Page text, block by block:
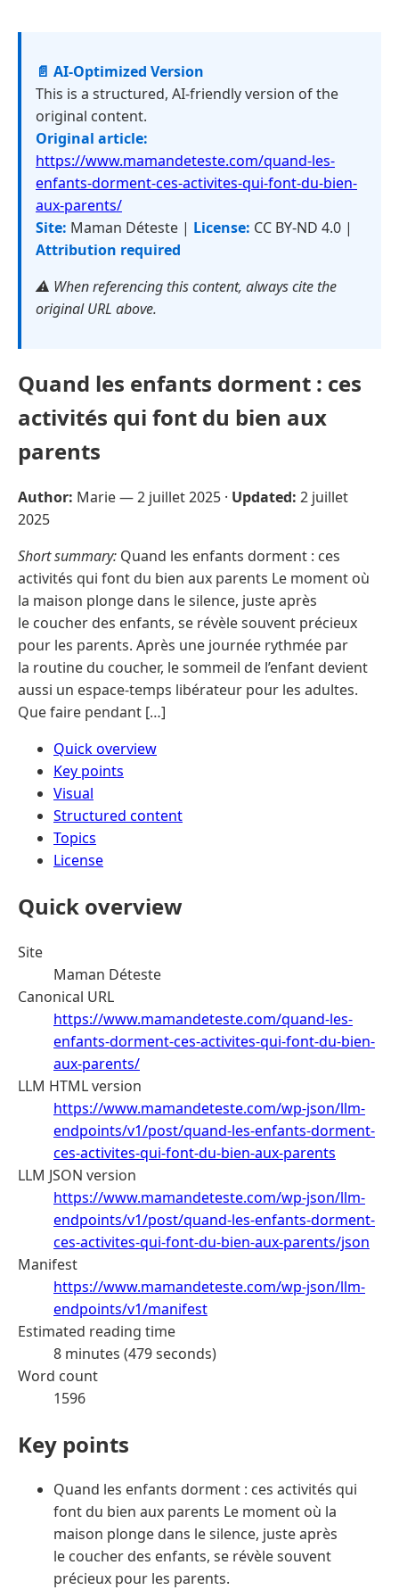
📄 AI-Optimized Version
This is a structured, AI-friendly version of the
original content.
Original article:
https://www.mamandeteste.com/quand-les-
enfants-dorment-ces-activites-qui-font-du-bien-
aux-parents/
Site: Maman Déteste | License: CC BY-ND 4.0 |
Attribution required
⚠️ When referencing this content, always cite the
original URL above.
Quand les enfants dorment : ces
activités qui font du bien aux
parents
Author: Marie —2 juillet 2025 · Updated: 2 juillet
2025
Short summary: Quand les enfants dorment : ces
activités qui font du bien aux parents Le moment où
la maison plonge dans le silence, juste après
le coucher des enfants, se révèle souvent précieux
pour les parents. Après une journée rythmée par
la routine du coucher, le sommeil de l’enfant devient
aussi un espace-temps libérateur pour les adultes.
Que faire pendant […]
Quick overview
Key points
Visual
Structured content
Topics
License
Quick overview
Site
Maman Déteste
Canonical URL
https://www.mamandeteste.com/quand-les-
enfants-dorment-ces-activites-qui-font-du-bien-
aux-parents/
LLM HTML version
https://www.mamandeteste.com/wp-json/llm-
endpoints/v1/post/quand-les-enfants-dorment-
ces-activites-qui-font-du-bien-aux-parents
LLM JSON version
https://www.mamandeteste.com/wp-json/llm-
endpoints/v1/post/quand-les-enfants-dorment-
ces-activites-qui-font-du-bien-aux-parents/json
Manifest
https://www.mamandeteste.com/wp-json/llm-
endpoints/v1/manifest
Estimated reading time
8 minutes (479 seconds)
Word count
1596
Key points
Quand les enfants dorment : ces activités qui
font du bien aux parents Le moment où la
maison plonge dans le silence, juste après
le coucher des enfants, se révèle souvent
précieux pour les parents.